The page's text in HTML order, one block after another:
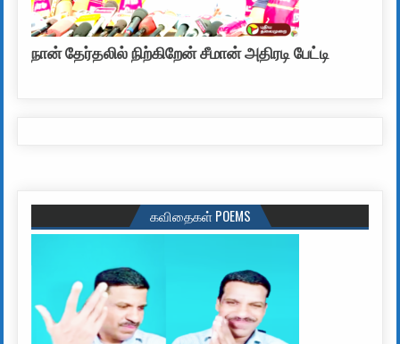
நான் தேர்தலில் நிற்கிறேன் சீமான் அதிரடி பேட்டி
கவிதைகள் POEMS